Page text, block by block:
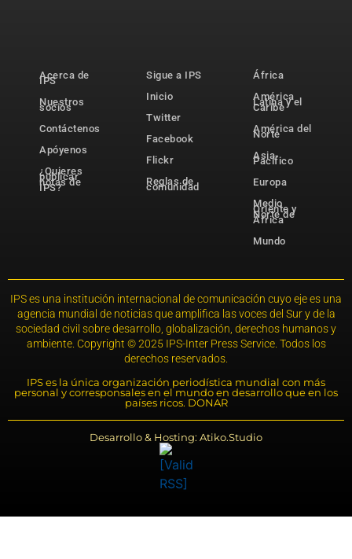
Acerca de
IPS
Nuestros
socios
Contáctenos
Apóyenos
¿Quieres
publicar
notas de
IPS?
Sigue a IPS
Inicio
Twitter
Facebook
Flickr
Reglas de
comunidad
África
América
Latina y el
Caribe
América del
Norte
Asia-
Pacífico
Europa
Medio
Oriente y
Norte de
África
Mundo
IPS es una institución internacional de comunicación cuyo eje es una
agencia mundial de noticias que amplifica las voces del Sur y de la
sociedad civil sobre desarrollo, globalización, derechos humanos y
ambiente. Copyright © 2025 IPS-Inter Press Service. Todos los
derechos reservados.
IPS es la única organización periodística mundial con más
personal y corresponsales en el mundo en desarrollo que en los
países ricos. DONAR
Desarrollo & Hosting: Atiko.Studio